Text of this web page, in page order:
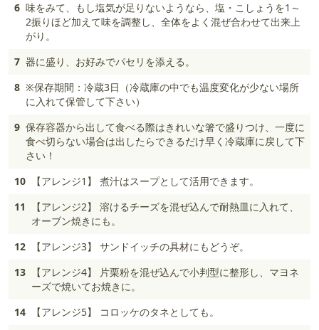
6 味をみて、もし塩気が足りないようなら、塩・こしょうを1～
2振りほど加えて味を調整し、全体をよく混ぜ合わせて出来上
がり。
7 器に盛り、お好みでパセリを添える。
8 ※保存期間：冷蔵3日（冷蔵庫の中でも温度変化が少ない場所
に入れて保管して下さい）
9 保存容器から出して食べる際はきれいな箸で盛りつけ、一度に
食べ切らない場合は出したらできるだけ早く冷蔵庫に戻して下
さい！
10
【アレンジ1】 煮汁はスープとして活用できます。
11
【アレンジ2】 溶けるチーズを混ぜ込んで耐熱皿に入れて、
オーブン焼きにも。
12
【アレンジ3】 サンドイッチの具材にもどうぞ。
13
【アレンジ4】 片栗粉を混ぜ込んで小判型に整形し、マヨネ
ーズで焼いてお焼きに。
14
【アレンジ5】 コロッケのタネとしても。